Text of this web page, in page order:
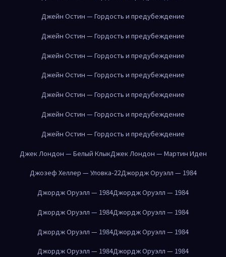
Джейн Остин — Гордость и предубеждение
Джейн Остин — Гордость и предубеждение
Джейн Остин — Гордость и предубеждение
Джейн Остин — Гордость и предубеждение
Джейн Остин — Гордость и предубеждение
Джейн Остин — Гордость и предубеждение
Джейн Остин — Гордость и предубеждение
Джек Лондон — Белый КлыкДжек Лондон — Мартин Иден
Джозеф Хеллер — Уловка-22Джордж Оруэлл — 1984
Джордж Оруэлл — 1984Джордж Оруэлл — 1984
Джордж Оруэлл — 1984Джордж Оруэлл — 1984
Джордж Оруэлл — 1984Джордж Оруэлл — 1984
Джордж Оруэлл — 1984Джордж Оруэлл — 1984